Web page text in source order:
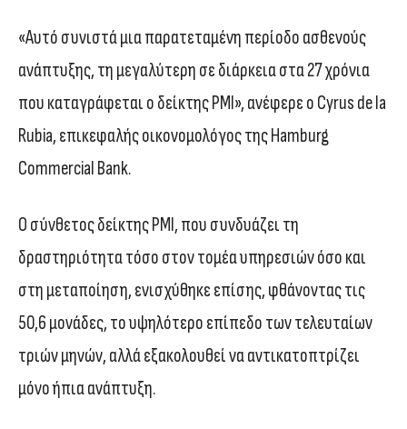
«Αυτό συνιστά μια παρατεταμένη περίοδο ασθενούς
ανάπτυξης, τη μεγαλύτερη σε διάρκεια στα 27 χρόνια
που καταγράφεται ο δείκτης PMI», ανέφερε ο Cyrus de la
Rubia, επικεφαλής οικονομολόγος της Hamburg
Commercial Bank.
Ο σύνθετος δείκτης PMI, που συνδυάζει τη
δραστηριότητα τόσο στον τομέα υπηρεσιών όσο και
στη μεταποίηση, ενισχύθηκε επίσης, φθάνοντας τις
50,6 μονάδες, το υψηλότερο επίπεδο των τελευταίων
τριών μηνών, αλλά εξακολουθεί να αντικατοπτρίζει
μόνο ήπια ανάπτυξη.